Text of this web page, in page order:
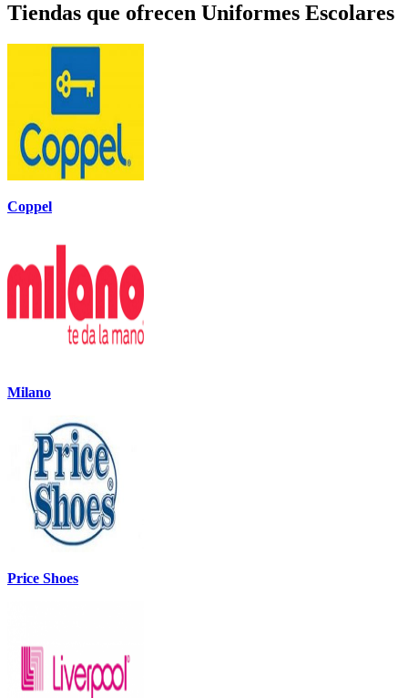
Tiendas que ofrecen Uniformes Escolares
Coppel
Milano
Price Shoes